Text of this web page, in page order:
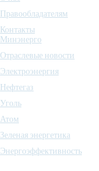
Правообладателям
Контакты
Минэнерго
Отраслевые новости
Электроэнергия
Нефтегаз
Уголь
Атом
Зеленая энергетика
Энергоэффективность